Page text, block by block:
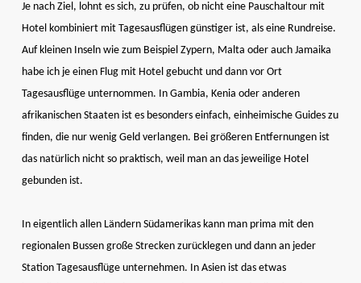
Je nach Ziel, lohnt es sich, zu prüfen, ob nicht eine Pauschaltour mit
Hotel kombiniert mit Tagesausflügen günstiger ist, als eine Rundreise.
Auf kleinen Inseln wie zum Beispiel Zypern, Malta oder auch Jamaika
habe ich je einen Flug mit Hotel gebucht und dann vor Ort
Tagesausflüge unternommen. In Gambia, Kenia oder anderen
afrikanischen Staaten ist es besonders einfach, einheimische Guides zu
finden, die nur wenig Geld verlangen. Bei größeren Entfernungen ist
das natürlich nicht so praktisch, weil man an das jeweilige Hotel
gebunden ist.
In eigentlich allen Ländern Südamerikas kann man prima mit den
regionalen Bussen große Strecken zurücklegen und dann an jeder
Station Tagesausflüge unternehmen. In Asien ist das etwas